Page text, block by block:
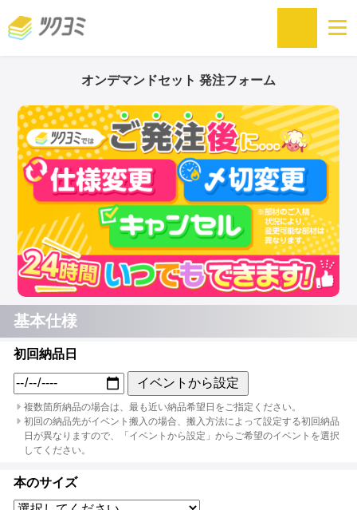
オンデマンドセット 発注フォーム
基本仕様
初回納品日
イベントから設定
複数箇所納品の場合は、最も近い納品希望日をご指定ください。
初回の納品先がイベント搬入の場合、搬入方法によって設定する初回納品
日が異なりますので、「イベントから設定」からご希望のイベントを選択
してください。
本のサイズ